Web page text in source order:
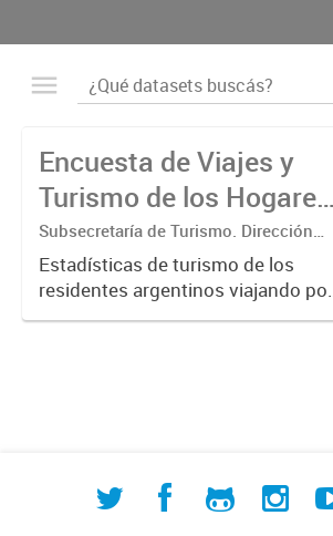
Encuesta de Viajes y
Turismo de los Hogares
(EVyTH)
Subsecretaría de Turismo. Dirección
Nacional de Mercados y Estadística
Estadísticas de turismo de los
residentes argentinos viajando por
Argentina en base a los datos de la